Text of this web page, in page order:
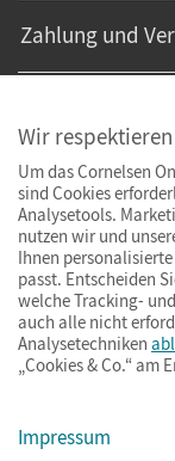
Zahlung und
© Cornelsen Verlag
ImpressumAGB
Wir
Um das Cornelsen
sind Cookies
Analysetools.
nutzen wir und
Ihnen
passt. Entscheiden
welche Tracking-
auch alle nicht
Analysetechniken
„Cookies & Co.“ am
Impressum